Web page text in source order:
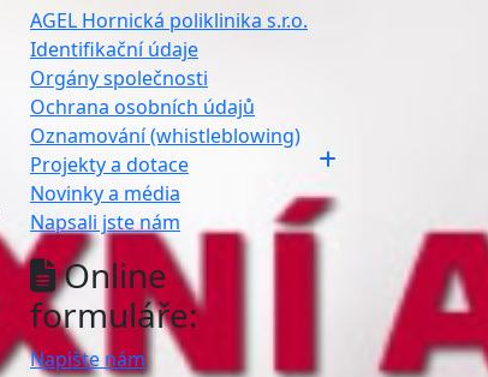
AGEL Hornická poliklinika s.r.o.
Identifikační údaje
Orgány společnosti
Ochrana osobních údajů
Oznamování (whistleblowing)
Projekty a dotace
Novinky a média
Napsali jste nám
Online
formuláře:
Napište nám